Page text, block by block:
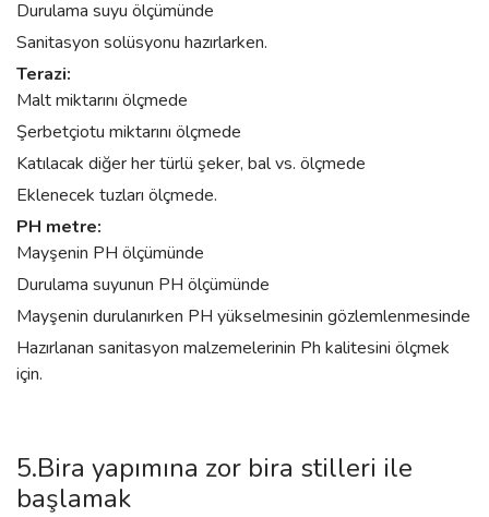
Durulama suyu ölçümünde
Sanitasyon solüsyonu hazırlarken.
Terazi:
Malt miktarını ölçmede
Şerbetçiotu miktarını ölçmede
Katılacak diğer her türlü şeker, bal vs. ölçmede
Eklenecek tuzları ölçmede.
PH metre:
Mayşenin PH ölçümünde
Durulama suyunun PH ölçümünde
Mayşenin durulanırken PH yükselmesinin gözlemlenmesinde
Hazırlanan sanitasyon malzemelerinin Ph kalitesini ölçmek
için.
5.Bira yapımına zor bira stilleri ile
başlamak